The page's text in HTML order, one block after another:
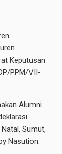
Keputusan
PPM/VII-
Alumni
Sumut,
Nasution.